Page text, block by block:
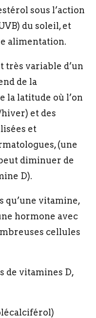
sous l’action
du soleil, et
alimentation.
très variable d’un
de la
la latitude où l’on
et des
et
(une
diminuer de
D).
qu’une vitamine,
hormone avec
cellules
de vitamines D,